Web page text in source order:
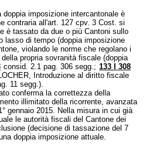
doppia imposizione intercantonale è
contraria all'art. 127 cpv. 3 Cost. si
è tassato da due o più Cantoni sullo
lasso di tempo (doppia imposizione
violando le norme che regolano i
propria sovranità fiscale (doppia
consid. 2.1 pag. 306 segg.; 133 I 308
Introduzione al diritto fiscale
11 segg.).
conferma la correttezza della
illimitato della ricorrente, avanzata
gennaio 2015. Nella misura in cui già
le autorità fiscali del Cantone dei
(decisione di tassazione del 7
doppia imposizione attuale.